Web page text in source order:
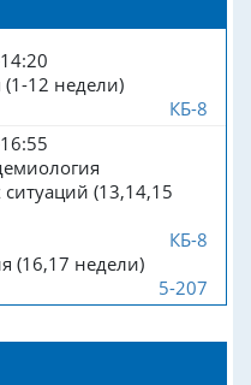
(1-12 недели)
КБ-8
(13,14,15
КБ-8
(16,17 недели)
5-207